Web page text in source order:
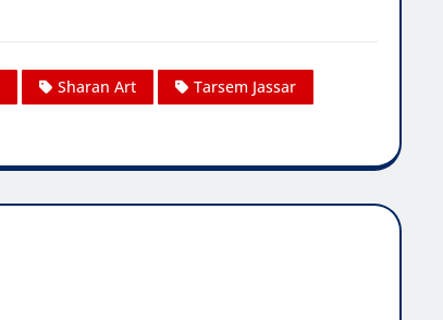
Sharan Art
Tarsem Jassar